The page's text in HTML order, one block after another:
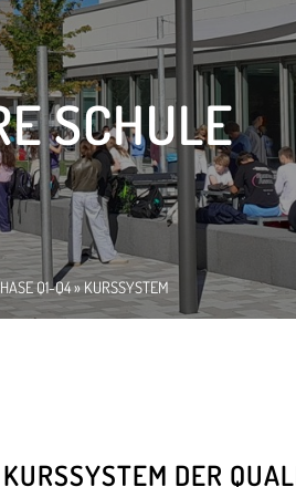
SCHULE
Q1-Q4» KURSSYSTEM
DER